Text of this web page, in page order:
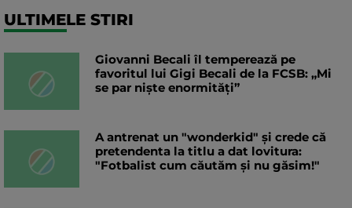
ULTIMELE STIRI
Giovanni Becali îl temperează pe
favoritul lui Gigi Becali de la FCSB: „Mi
se par niște enormități”
A antrenat un "wonderkid" și crede că
pretendenta la titlu a dat lovitura:
"Fotbalist cum căutăm și nu găsim!"